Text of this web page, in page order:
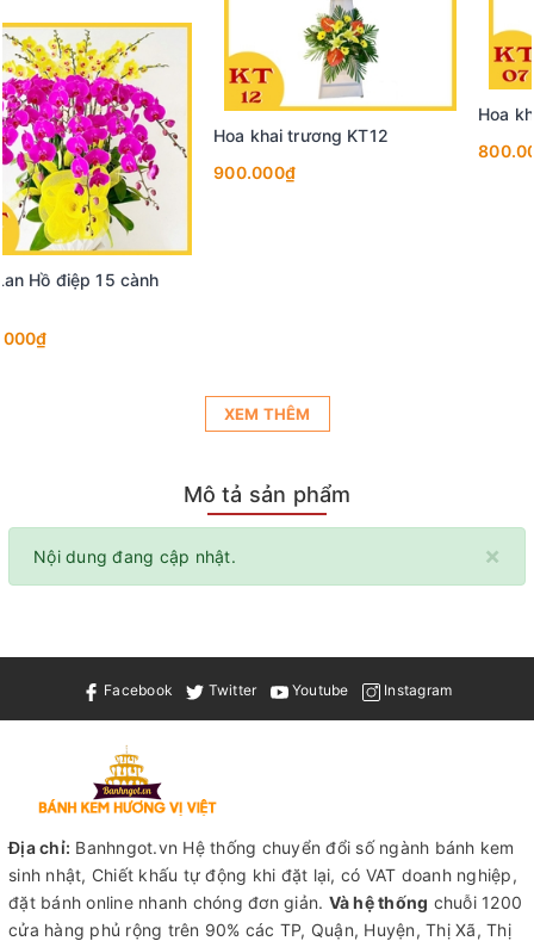
Hoa khai trương KT07
800.000₫
XEM THÊM
Mô tả sản phẩm
×
Nội dung đang cập nhật.
Facebook Twitter Youtube Instagram
Địa chỉ: Banhngot.vn Hệ thống chuyển đổi số ngành bánh kem
sinh nhật, Chiết khấu tự động khi đặt lại, có VAT doanh nghiệp,
đặt bánh online nhanh chóng đơn giản. Và hệ thống chuỗi 1200
cửa hàng phủ rộng trên 90% các TP, Quận, Huyện, Thị Xã, Thị